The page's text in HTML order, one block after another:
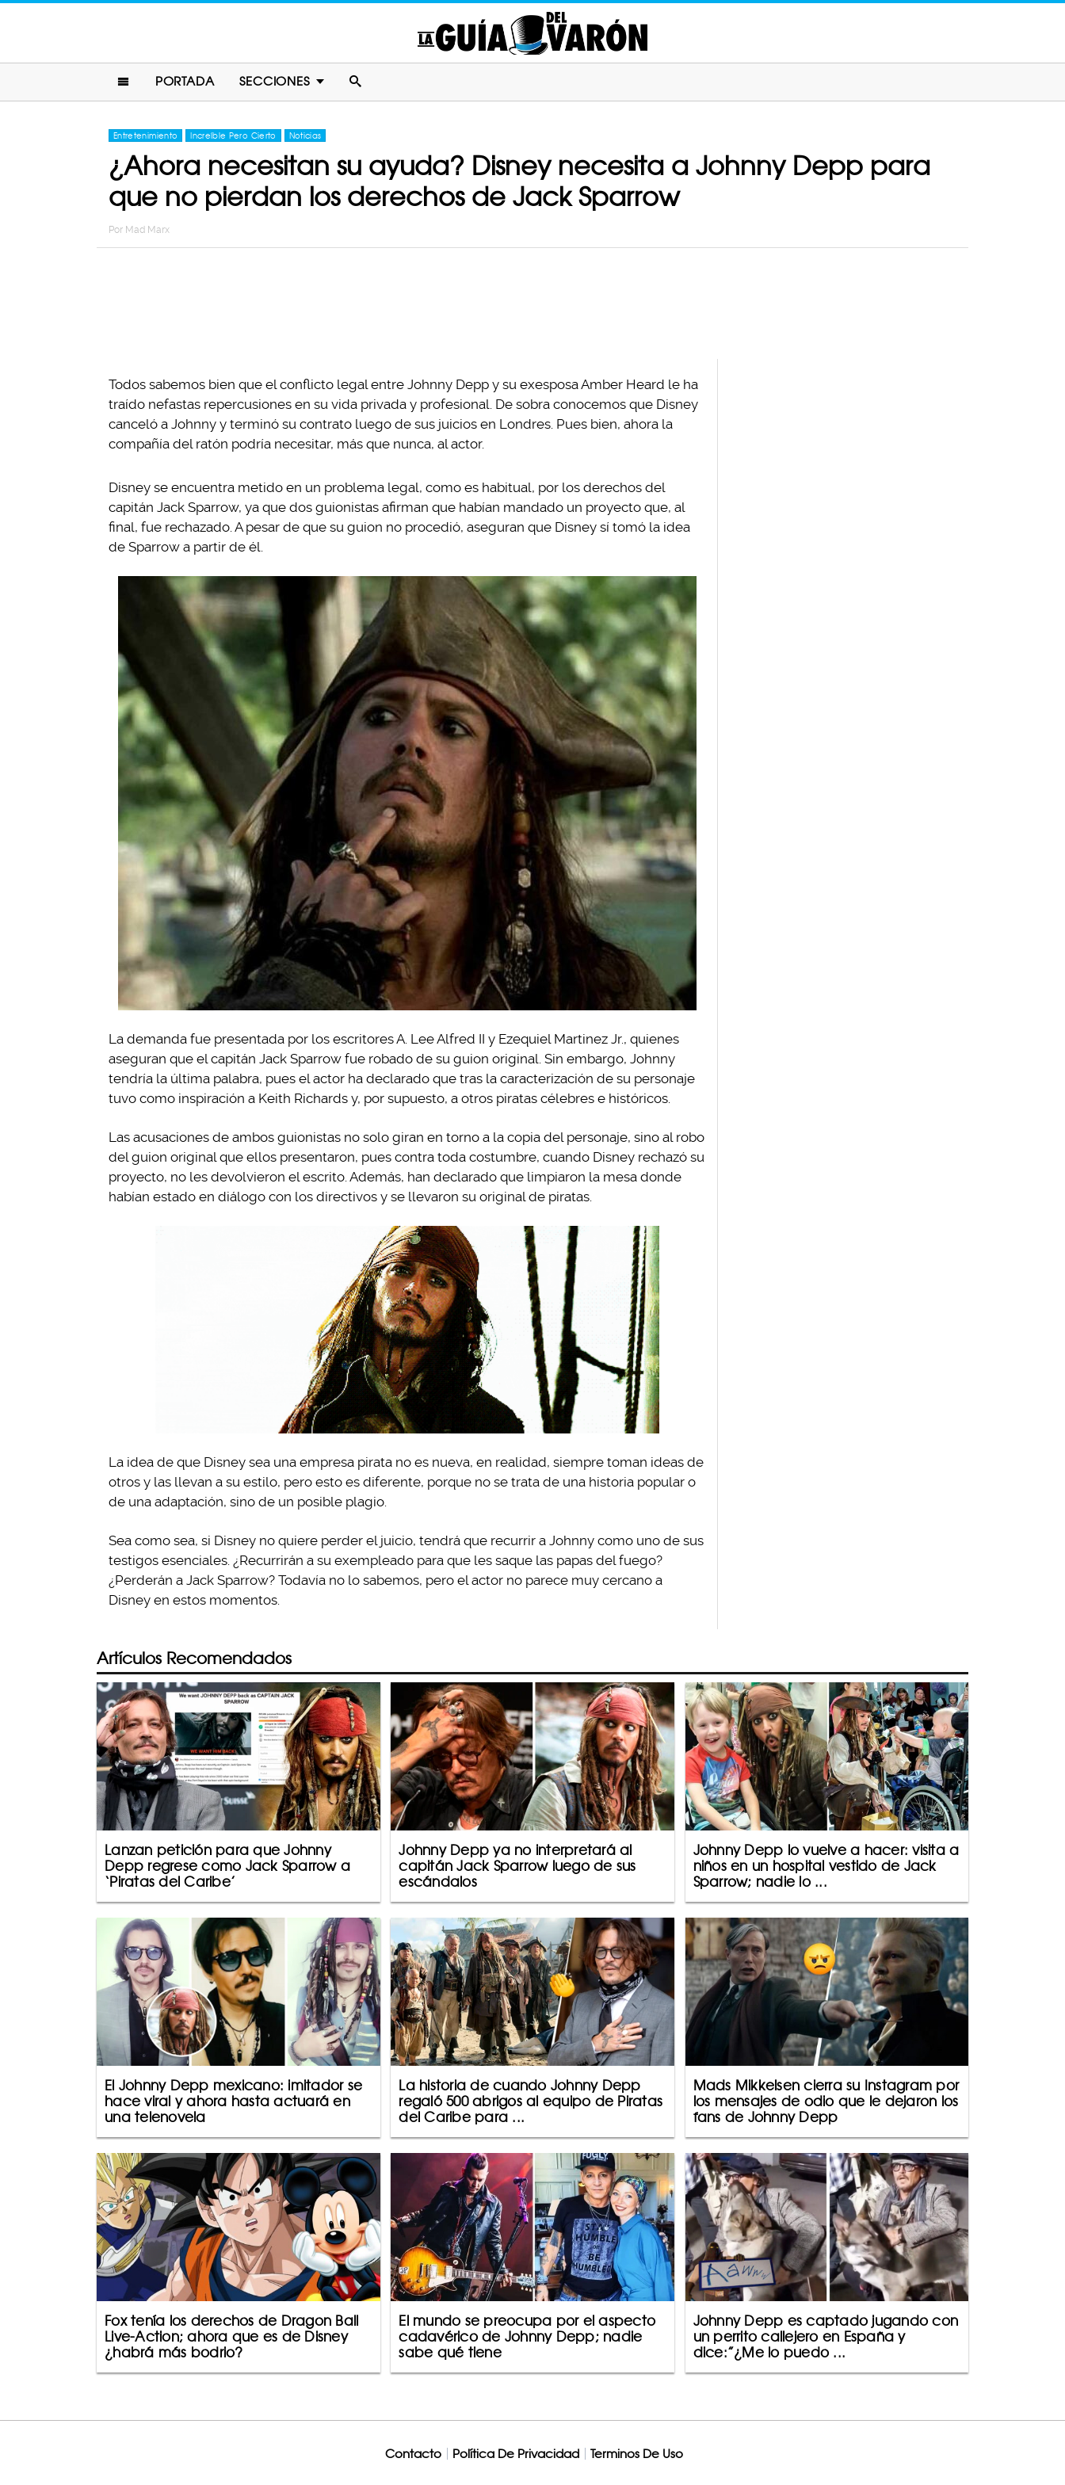
PORTADA SECCIONES
Entretenimiento Increíble Pero Cierto Noticias
¿Ahora necesitan su ayuda? Disney necesita a Johnny Depp para
que no pierdan los derechos de Jack Sparrow
Por Mad Marx
Todos sabemos bien que el conflicto legal entre Johnny Depp y su exesposa Amber Heard le ha
traído nefastas repercusiones en su vida privada y profesional. De sobra conocemos que Disney
canceló a Johnny y terminó su contrato luego de sus juicios en Londres. Pues bien, ahora la
compañía del ratón podría necesitar, más que nunca, al actor.
Disney se encuentra metido en un problema legal, como es habitual, por los derechos del
capitán Jack Sparrow, ya que dos guionistas afirman que habían mandado un proyecto que, al
final, fue rechazado. A pesar de que su guion no procedió, aseguran que Disney sí tomó la idea
de Sparrow a partir de él.
La demanda fue presentada por los escritores A. Lee Alfred II y Ezequiel Martinez Jr., quienes
aseguran que el capitán Jack Sparrow fue robado de su guion original. Sin embargo, Johnny
tendría la última palabra, pues el actor ha declarado que tras la caracterización de su personaje
tuvo como inspiración a Keith Richards y, por supuesto, a otros piratas célebres e históricos.
Las acusaciones de ambos guionistas no solo giran en torno a la copia del personaje, sino al robo
del guion original que ellos presentaron, pues contra toda costumbre, cuando Disney rechazó su
proyecto, no les devolvieron el escrito. Además, han declarado que limpiaron la mesa donde
habían estado en diálogo con los directivos y se llevaron su original de piratas.
La idea de que Disney sea una empresa pirata no es nueva, en realidad, siempre toman ideas de
otros y las llevan a su estilo, pero esto es diferente, porque no se trata de una historia popular o
de una adaptación, sino de un posible plagio.
Sea como sea, si Disney no quiere perder el juicio, tendrá que recurrir a Johnny como uno de sus
testigos esenciales. ¿Recurrirán a su exempleado para que les saque las papas del fuego?
¿Perderán a Jack Sparrow? Todavía no lo sabemos, pero el actor no parece muy cercano a
Disney en estos momentos.
Artículos Recomendados
Lanzan petición para que Johnny
Depp regrese como Jack Sparrow a
‘Piratas del Caribe’
Johnny Depp ya no interpretará al
capitán Jack Sparrow luego de sus
escándalos
Johnny Depp lo vuelve a hacer: visita a
niños en un hospital vestido de Jack
Sparrow; nadie lo ...
El Johnny Depp mexicano: imitador se
hace viral y ahora hasta actuará en
una telenovela
La historia de cuando Johnny Depp
regaló 500 abrigos al equipo de Piratas
del Caribe para ...
Mads Mikkelsen cierra su Instagram por
los mensajes de odio que le dejaron los
fans de Johnny Depp
Fox tenía los derechos de Dragon Ball
Live-Action; ahora que es de Disney
¿habrá más bodrio?
El mundo se preocupa por el aspecto
cadavérico de Johnny Depp; nadie
sabe qué tiene
Johnny Depp es captado jugando con
un perrito callejero en España y
dice:”¿Me lo puedo ...
Contacto Política De Privacidad Terminos De Uso